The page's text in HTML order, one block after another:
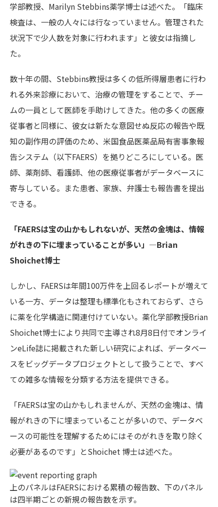
学部教授、Marilyn Stebbins薬学博士は述べた。「臨床
検査は、一般の人々には行なっていません。管理された
状況下で少人数を対象に行われます」と彼女は指摘し
た。
数十年の間、Stebbins教授は多くの低所得層患者に行わ
れる外来診療において、治療の管理をすることで、チー
ムの一員として医師を手助けしてきた。他の多くの医療
従事者と同様に、彼女は新たな意図せぬ反応の報告や既
知の副作用の評価のため、米国食品医薬品局有害事象報
告システム（以下FAERS）を拠りどころにしている。医
師、薬剤師、看護師、他の医療従事者がデータベースに
寄与している。また患者、家族、弁護士も報告書を提出
できる。
「FAERSは宝の山かもしれないが、天然の金塊は、情報
がれきの下に埋まっていることが多い」―Brian
Shoichet博士
しかし、FAERSは年間100万件を上回るレポートが増えて
いる一方、データは整理も標準化もされておらず、さら
に薬を化学構造に関連付けていない。薬化学部教授Brian
Shoichet博士により共同で主導され8月8日付でオンライ
ンeLife誌に掲載された新しい研究によれば、データベー
スをビッグデータプロジェクトとして扱うことで、すべ
ての雑多な情報を分類する方法を提供できる。
「FAERSは宝の山かもしれませんが、天然の金塊は、情
報がれきの下に埋まっていることが多いので、データベ
ースの可能性を理解するためにはそのがれきを取り除く
必要があるのです」とShoichet 博士は述べた。
上のパネルはFAERSにおける累積の報告数、下のパネル
は四半期ごとの新規の報告数を示す。